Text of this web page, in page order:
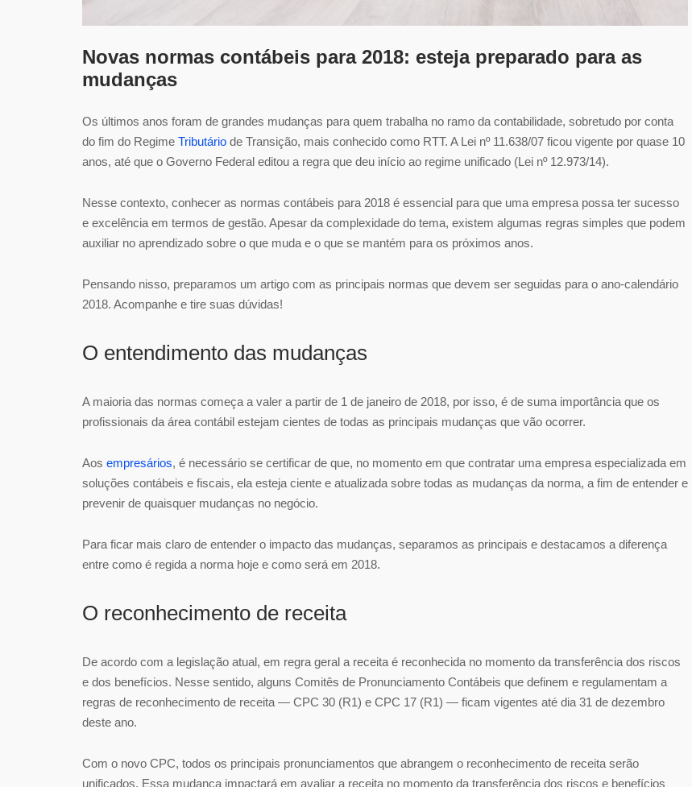
Novas normas contábeis para 2018: esteja preparado para as
mudanças
Os últimos anos foram de grandes mudanças para quem trabalha no ramo da contabilidade, sobretudo por conta
do fim do Regime Tributário de Transição, mais conhecido como RTT. A Lei nº 11.638/07 ficou vigente por quase 10
anos, até que o Governo Federal editou a regra que deu início ao regime unificado (Lei nº 12.973/14).
Nesse contexto, conhecer as normas contábeis para 2018 é essencial para que uma empresa possa ter sucesso
e excelência em termos de gestão. Apesar da complexidade do tema, existem algumas regras simples que podem
auxiliar no aprendizado sobre o que muda e o que se mantém para os próximos anos.
Pensando nisso, preparamos um artigo com as principais normas que devem ser seguidas para o ano-calendário
2018. Acompanhe e tire suas dúvidas!
O entendimento das mudanças
A maioria das normas começa a valer a partir de 1 de janeiro de 2018, por isso, é de suma importância que os
profissionais da área contábil estejam cientes de todas as principais mudanças que vão ocorrer.
Aos empresários, é necessário se certificar de que, no momento em que contratar uma empresa especializada em
soluções contábeis e fiscais, ela esteja ciente e atualizada sobre todas as mudanças da norma, a fim de entender e
prevenir de quaisquer mudanças no negócio.
Para ficar mais claro de entender o impacto das mudanças, separamos as principais e destacamos a diferença
entre como é regida a norma hoje e como será em 2018.
O reconhecimento de receita
De acordo com a legislação atual, em regra geral a receita é reconhecida no momento da transferência dos riscos
e dos benefícios. Nesse sentido, alguns Comitês de Pronunciamento Contábeis que definem e regulamentam a
regras de reconhecimento de receita — CPC 30 (R1) e CPC 17 (R1) — ficam vigentes até dia 31 de dezembro
deste ano.
Com o novo CPC, todos os principais pronunciamentos que abrangem o reconhecimento de receita serão
unificados. Essa mudança impactará em avaliar a receita no momento da transferência dos riscos e benefícios